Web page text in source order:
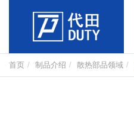
首页 制品介绍 散热部品领域